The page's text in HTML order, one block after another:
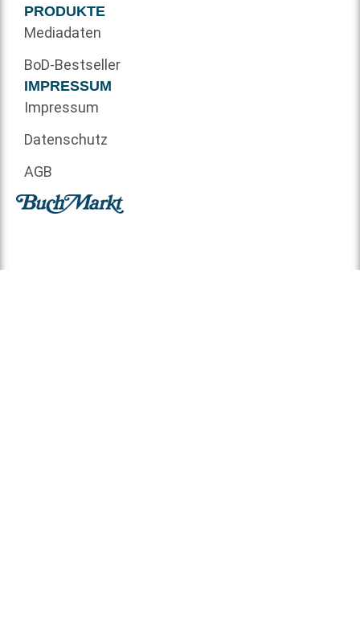
PRODUKTE
Mediadaten
BoD-Bestseller
IMPRESSUM
Impressum
Datenschutz
AGB